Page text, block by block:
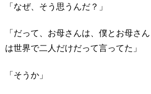
「なぜ、そう思うんだ？」
「だって、お母さんは、僕とお母さん
は世界で二人だけだって言ってた」
「そうか」